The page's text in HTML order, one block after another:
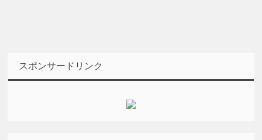
スポンサードリンク